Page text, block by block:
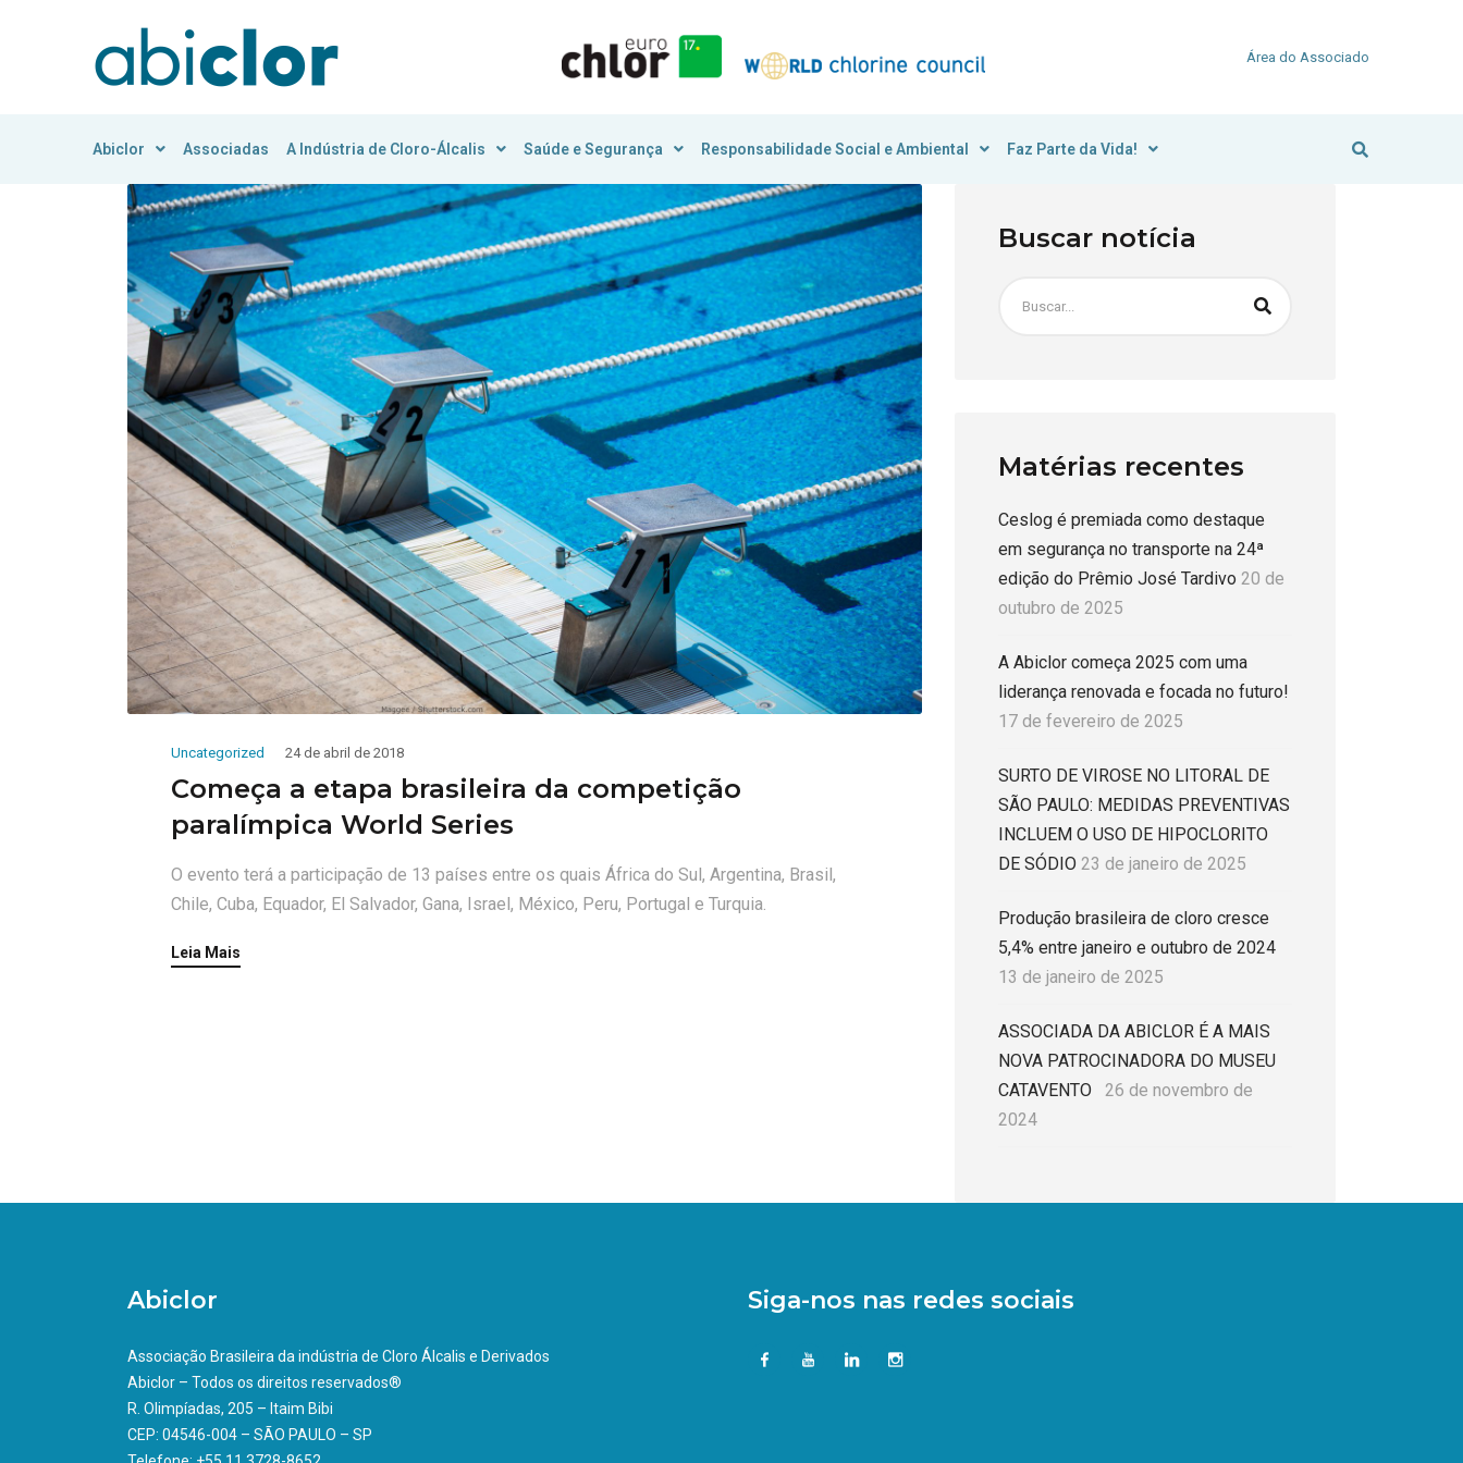
Área do Associado
Abiclor Associadas A Indústria de Cloro-Álcalis Saúde e Segurança Responsabilidade Social e Ambiental Faz Parte da Vida!
Uncategorized 24 de abril de 2018
Começa a etapa brasileira da competição
paralímpica World Series
O evento terá a participação de 13 países entre os quais África do Sul, Argentina, Brasil,
Chile, Cuba, Equador, El Salvador, Gana, Israel, México, Peru, Portugal e Turquia.
Leia Mais
Buscar notícia
Matérias recentes
Ceslog é premiada como destaque
em segurança no transporte na 24ª
edição do Prêmio José Tardivo 20 de
outubro de 2025
A Abiclor começa 2025 com uma
liderança renovada e focada no futuro!
17 de fevereiro de 2025
SURTO DE VIROSE NO LITORAL DE
SÃO PAULO: MEDIDAS PREVENTIVAS
INCLUEM O USO DE HIPOCLORITO
DE SÓDIO 23 de janeiro de 2025
Produção brasileira de cloro cresce
5,4% entre janeiro e outubro de 2024
13 de janeiro de 2025
ASSOCIADA DA ABICLOR É A MAIS
NOVA PATROCINADORA DO MUSEU
CATAVENTO
26 de novembro de
2024
Abiclor
Associação Brasileira da indústria de Cloro Álcalis e Derivados
Abiclor – Todos os direitos reservados®
R. Olimpíadas, 205 – Itaim Bibi
CEP: 04546-004 – SÃO PAULO – SP
Siga-nos nas redes sociais